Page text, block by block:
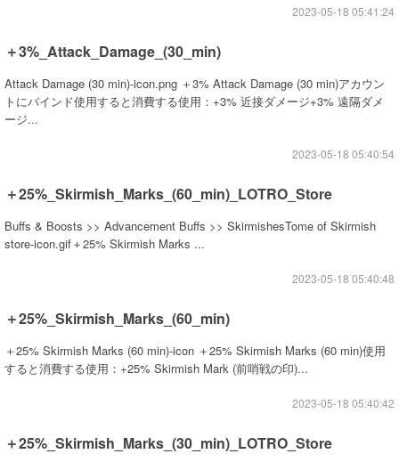
2023-05-18 05:41:24
＋3%_Attack_Damage_(30_min)
Attack Damage (30 min)-icon.png ＋3% Attack Damage (30 min)アカウン
トにバインド使用すると消費する使用：+3% 近接ダメージ+3% 遠隔ダメ
ージ...
2023-05-18 05:40:54
＋25%_Skirmish_Marks_(60_min)_LOTRO_Store
Buffs & Boosts >> Advancement Buffs >> SkirmishesTome of Skirmish
store-icon.gif＋25% Skirmish Marks ...
2023-05-18 05:40:48
＋25%_Skirmish_Marks_(60_min)
＋25% Skirmish Marks (60 min)-icon ＋25% Skirmish Marks (60 min)使用
すると消費する使用：+25% Skirmish Mark (前哨戦の印)...
2023-05-18 05:40:42
＋25%_Skirmish_Marks_(30_min)_LOTRO_Store